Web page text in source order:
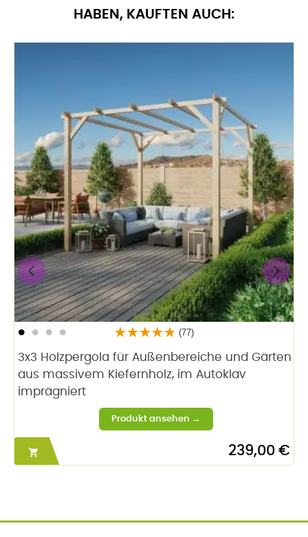
HABEN, KAUFTEN AUCH:
(77)
3x3 Holzpergola für Außenbereiche und Gärten
aus massivem Kiefernholz, im Autoklav
imprägniert
 239,00 €
‹ ›